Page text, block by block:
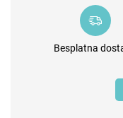
Besplatna